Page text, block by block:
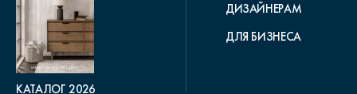
КАТАЛОГ 2026
ДИЗАЙНЕРАМ
ДЛЯ БИЗНЕСА